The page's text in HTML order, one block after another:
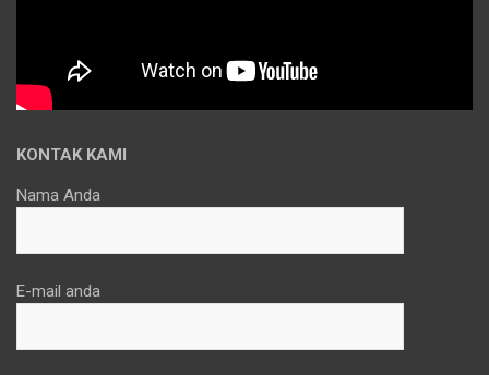
KONTAK KAMI
Nama Anda
E-mail anda